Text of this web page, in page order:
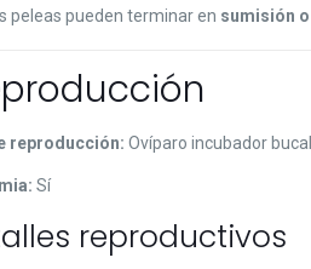
peleas pueden terminar en sumisión
reproducción: Ovíparo incubador bucal
Sí
reproductivos